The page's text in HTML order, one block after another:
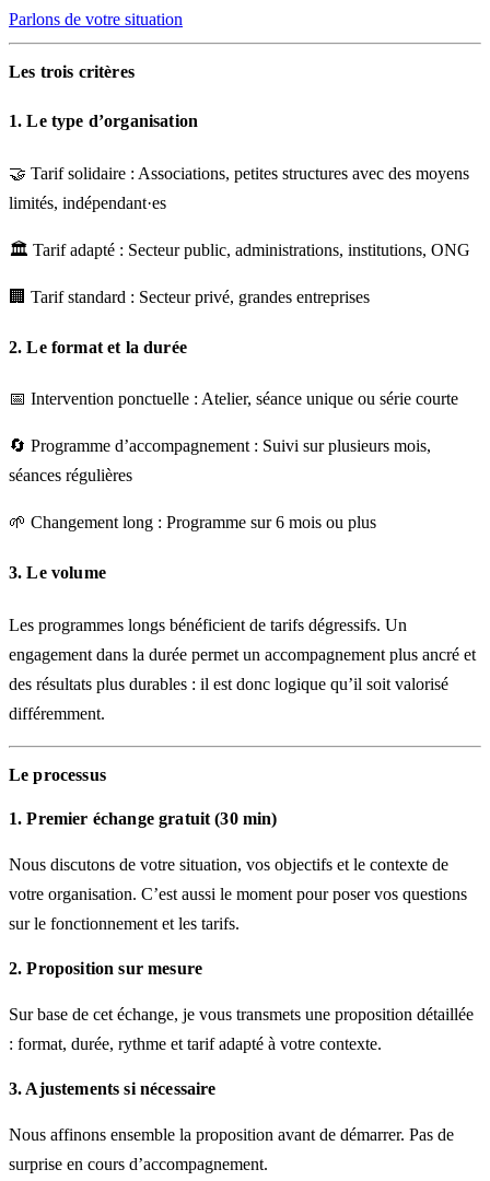
Parlons de votre situation
Les trois critères
1. Le type d’organisation
🤝 Tarif solidaire : Associations, petites structures avec des moyens
limités, indépendant·es
🏛️ Tarif adapté : Secteur public, administrations, institutions, ONG
🏢 Tarif standard : Secteur privé, grandes entreprises
2. Le format et la durée
📅 Intervention ponctuelle : Atelier, séance unique ou série courte
🔄 Programme d’accompagnement : Suivi sur plusieurs mois,
séances régulières
🌱 Changement long : Programme sur 6 mois ou plus
3. Le volume
Les programmes longs bénéficient de tarifs dégressifs. Un
engagement dans la durée permet un accompagnement plus ancré et
des résultats plus durables : il est donc logique qu’il soit valorisé
différemment.
Le processus
1. Premier échange gratuit (30 min)
Nous discutons de votre situation, vos objectifs et le contexte de
votre organisation. C’est aussi le moment pour poser vos questions
sur le fonctionnement et les tarifs.
2. Proposition sur mesure
Sur base de cet échange, je vous transmets une proposition détaillée
: format, durée, rythme et tarif adapté à votre contexte.
3. Ajustements si nécessaire
Nous affinons ensemble la proposition avant de démarrer. Pas de
surprise en cours d’accompagnement.